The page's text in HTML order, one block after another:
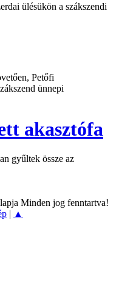
ülésükön a szákszendi
Petőfi
ünnepi
akasztófa
gyűltek össze az
Minden jog fenntartva!
| ▲